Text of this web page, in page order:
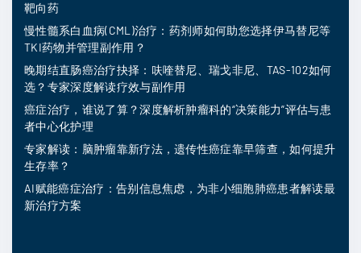
靶向药
慢性髓系白血病(CML)治疗：药剂师如何助您选择伊马替尼等
TKI药物并管理副作用？
晚期结直肠癌治疗抉择：呋喹替尼、瑞戈非尼、TAS-102如何
选？专家深度解读疗效与副作用
癌症治疗，谁说了算？深度解析肿瘤科的“决策能力”评估与患
者中心化护理
专家解读：脑肿瘤靠新疗法，遗传性癌症靠早筛查，如何提升
生存率？
AI赋能癌症治疗：告别信息焦虑，为非小细胞肺癌患者解读最
新治疗方案